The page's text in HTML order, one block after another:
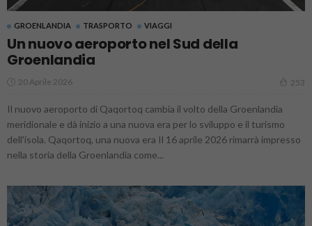
GROENLANDIA TRASPORTO VIAGGI
Un nuovo aeroporto nel Sud della
Groenlandia
20 Aprile 2026 253
Il nuovo aeroporto di Qaqortoq cambia il volto della Groenlandia
meridionale e dà inizio a una nuova era per lo sviluppo e il turismo
dell'isola. Qaqortoq, una nuova era Il 16 aprile 2026 rimarrà impresso
nella storia della Groenlandia come...